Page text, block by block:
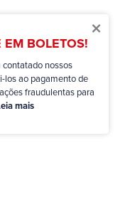
×
EM BOLETOS!
nossos
los ao pagamento de
fraudulentas para
mais